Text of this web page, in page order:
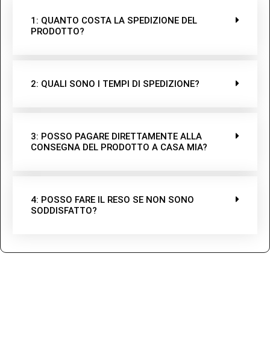
1: QUANTO COSTA LA SPEDIZIONE DEL
PRODOTTO?
2: QUALI SONO I TEMPI DI SPEDIZIONE?
3: POSSO PAGARE DIRETTAMENTE ALLA
CONSEGNA DEL PRODOTTO A CASA MIA?
4: POSSO FARE IL RESO SE NON SONO
SODDISFATTO?